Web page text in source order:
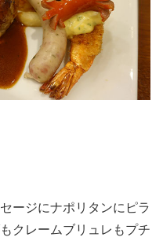
ージにナポリタンにピラ
クレームブリュレもプチ